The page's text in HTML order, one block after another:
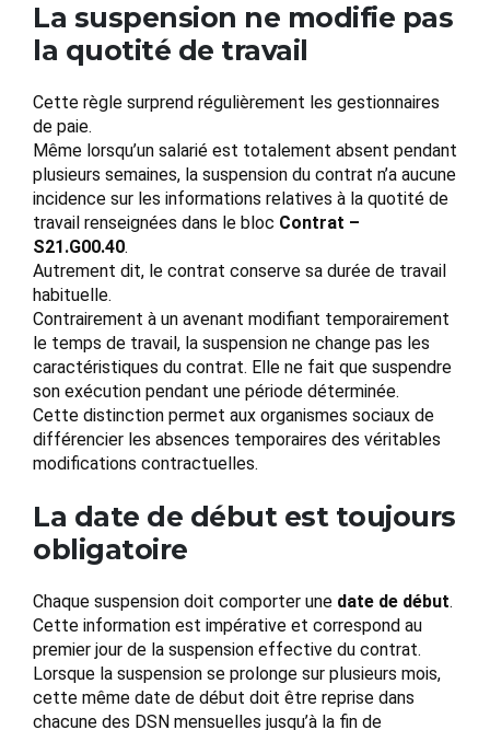
La suspension ne modifie pas
la quotité de travail
Cette règle surprend régulièrement les gestionnaires
de paie.
Même lorsqu’un salarié est totalement absent pendant
plusieurs semaines, la suspension du contrat n’a aucune
incidence sur les informations relatives à la quotité de
travail renseignées dans le bloc Contrat –
S21.G00.40.
Autrement dit, le contrat conserve sa durée de travail
habituelle.
Contrairement à un avenant modifiant temporairement
le temps de travail, la suspension ne change pas les
caractéristiques du contrat. Elle ne fait que suspendre
son exécution pendant une période déterminée.
Cette distinction permet aux organismes sociaux de
différencier les absences temporaires des véritables
modifications contractuelles.
La date de début est toujours
obligatoire
Chaque suspension doit comporter une date de début.
Cette information est impérative et correspond au
premier jour de la suspension effective du contrat.
Lorsque la suspension se prolonge sur plusieurs mois,
cette même date de début doit être reprise dans
chacune des DSN mensuelles jusqu’à la fin de